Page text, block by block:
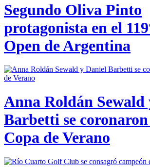
Segundo Oliva Pinto
protagonista en el
Open de Argentina
Anna Roldán Sewald
Barbetti se
Copa de Verano